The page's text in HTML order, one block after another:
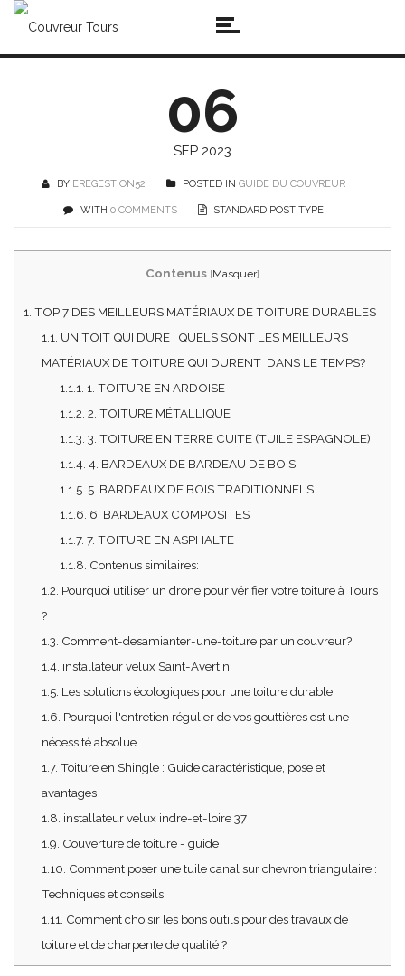
06
SEP 2023
BY EREGESTION52 POSTED IN GUIDE DU COUVREUR
WITH 0 COMMENTS STANDARD POST TYPE
Contenus [Masquer]
1. TOP 7 DES MEILLEURS MATÉRIAUX DE TOITURE DURABLES
1.1. UN TOIT QUI DURE : QUELS SONT LES MEILLEURS
MATÉRIAUX DE TOITURE QUI DURENT DANS LE TEMPS?
1.1.1. 1. TOITURE EN ARDOISE
1.1.2. 2. TOITURE MÉTALLIQUE
1.1.3. 3. TOITURE EN TERRE CUITE (TUILE ESPAGNOLE)
1.1.4. 4. BARDEAUX DE BARDEAU DE BOIS
1.1.5. 5. BARDEAUX DE BOIS TRADITIONNELS
1.1.6. 6. BARDEAUX COMPOSITES
1.1.7. 7. TOITURE EN ASPHALTE
1.1.8. Contenus similaires:
1.2. Pourquoi utiliser un drone pour vérifier votre toiture à Tours
?
1.3. Comment-desamianter-une-toiture par un couvreur?
1.4. installateur velux Saint-Avertin
1.5. Les solutions écologiques pour une toiture durable
1.6. Pourquoi l'entretien régulier de vos gouttières est une
nécessité absolue
1.7. Toiture en Shingle : Guide caractéristique, pose et
avantages
1.8. installateur velux indre-et-loire 37
1.9. Couverture de toiture - guide
1.10. Comment poser une tuile canal sur chevron triangulaire :
Techniques et conseils
1.11. Comment choisir les bons outils pour des travaux de
toiture et de charpente de qualité ?